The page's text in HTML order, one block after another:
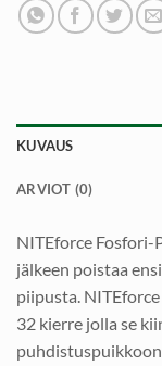
KUVAUS
ARVIOT (0)
NITEforce Fosfori-
jälkeen poistaa
piipusta.
32 kierre jolla se